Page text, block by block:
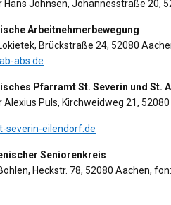
Hans Johnsen, Johannesstraße 20,
Arbeitnehmerbewegung
Brückstraße 24, 52080
abs.de
Pfarramt St. Severin und St.
Alexius Puls, Kirchweidweg 21,
severin-eilendorf.de
Seniorenkreis
Heckstr. 78, 52080 Aachen,